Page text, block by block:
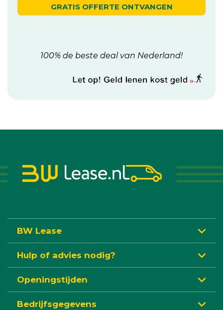
GRATIS OFFERTE ONTVANGEN
100% de beste deal van Nederland!
BW Lease
Hulp of advies nodig?
Openingstijden
Bedrijfsgegevens